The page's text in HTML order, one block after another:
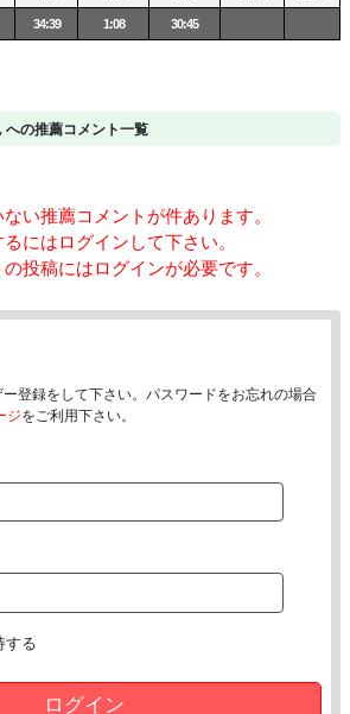
34:39 1:08 30:45
への推薦コメント一覧
い推薦コメントが件あります。
にはログインして下さい。
投稿にはログインが必要です。
登録をして下さい。パスワードをお忘れの場合
ジをご利用下さい。
する
ログイン